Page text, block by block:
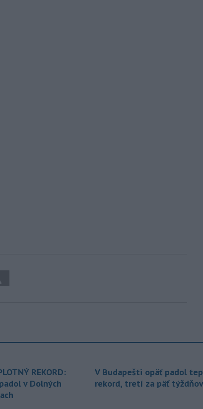
REKORD:
v Dolných
V Budapešti opäť padol
rekord, tretí za päť týždňov